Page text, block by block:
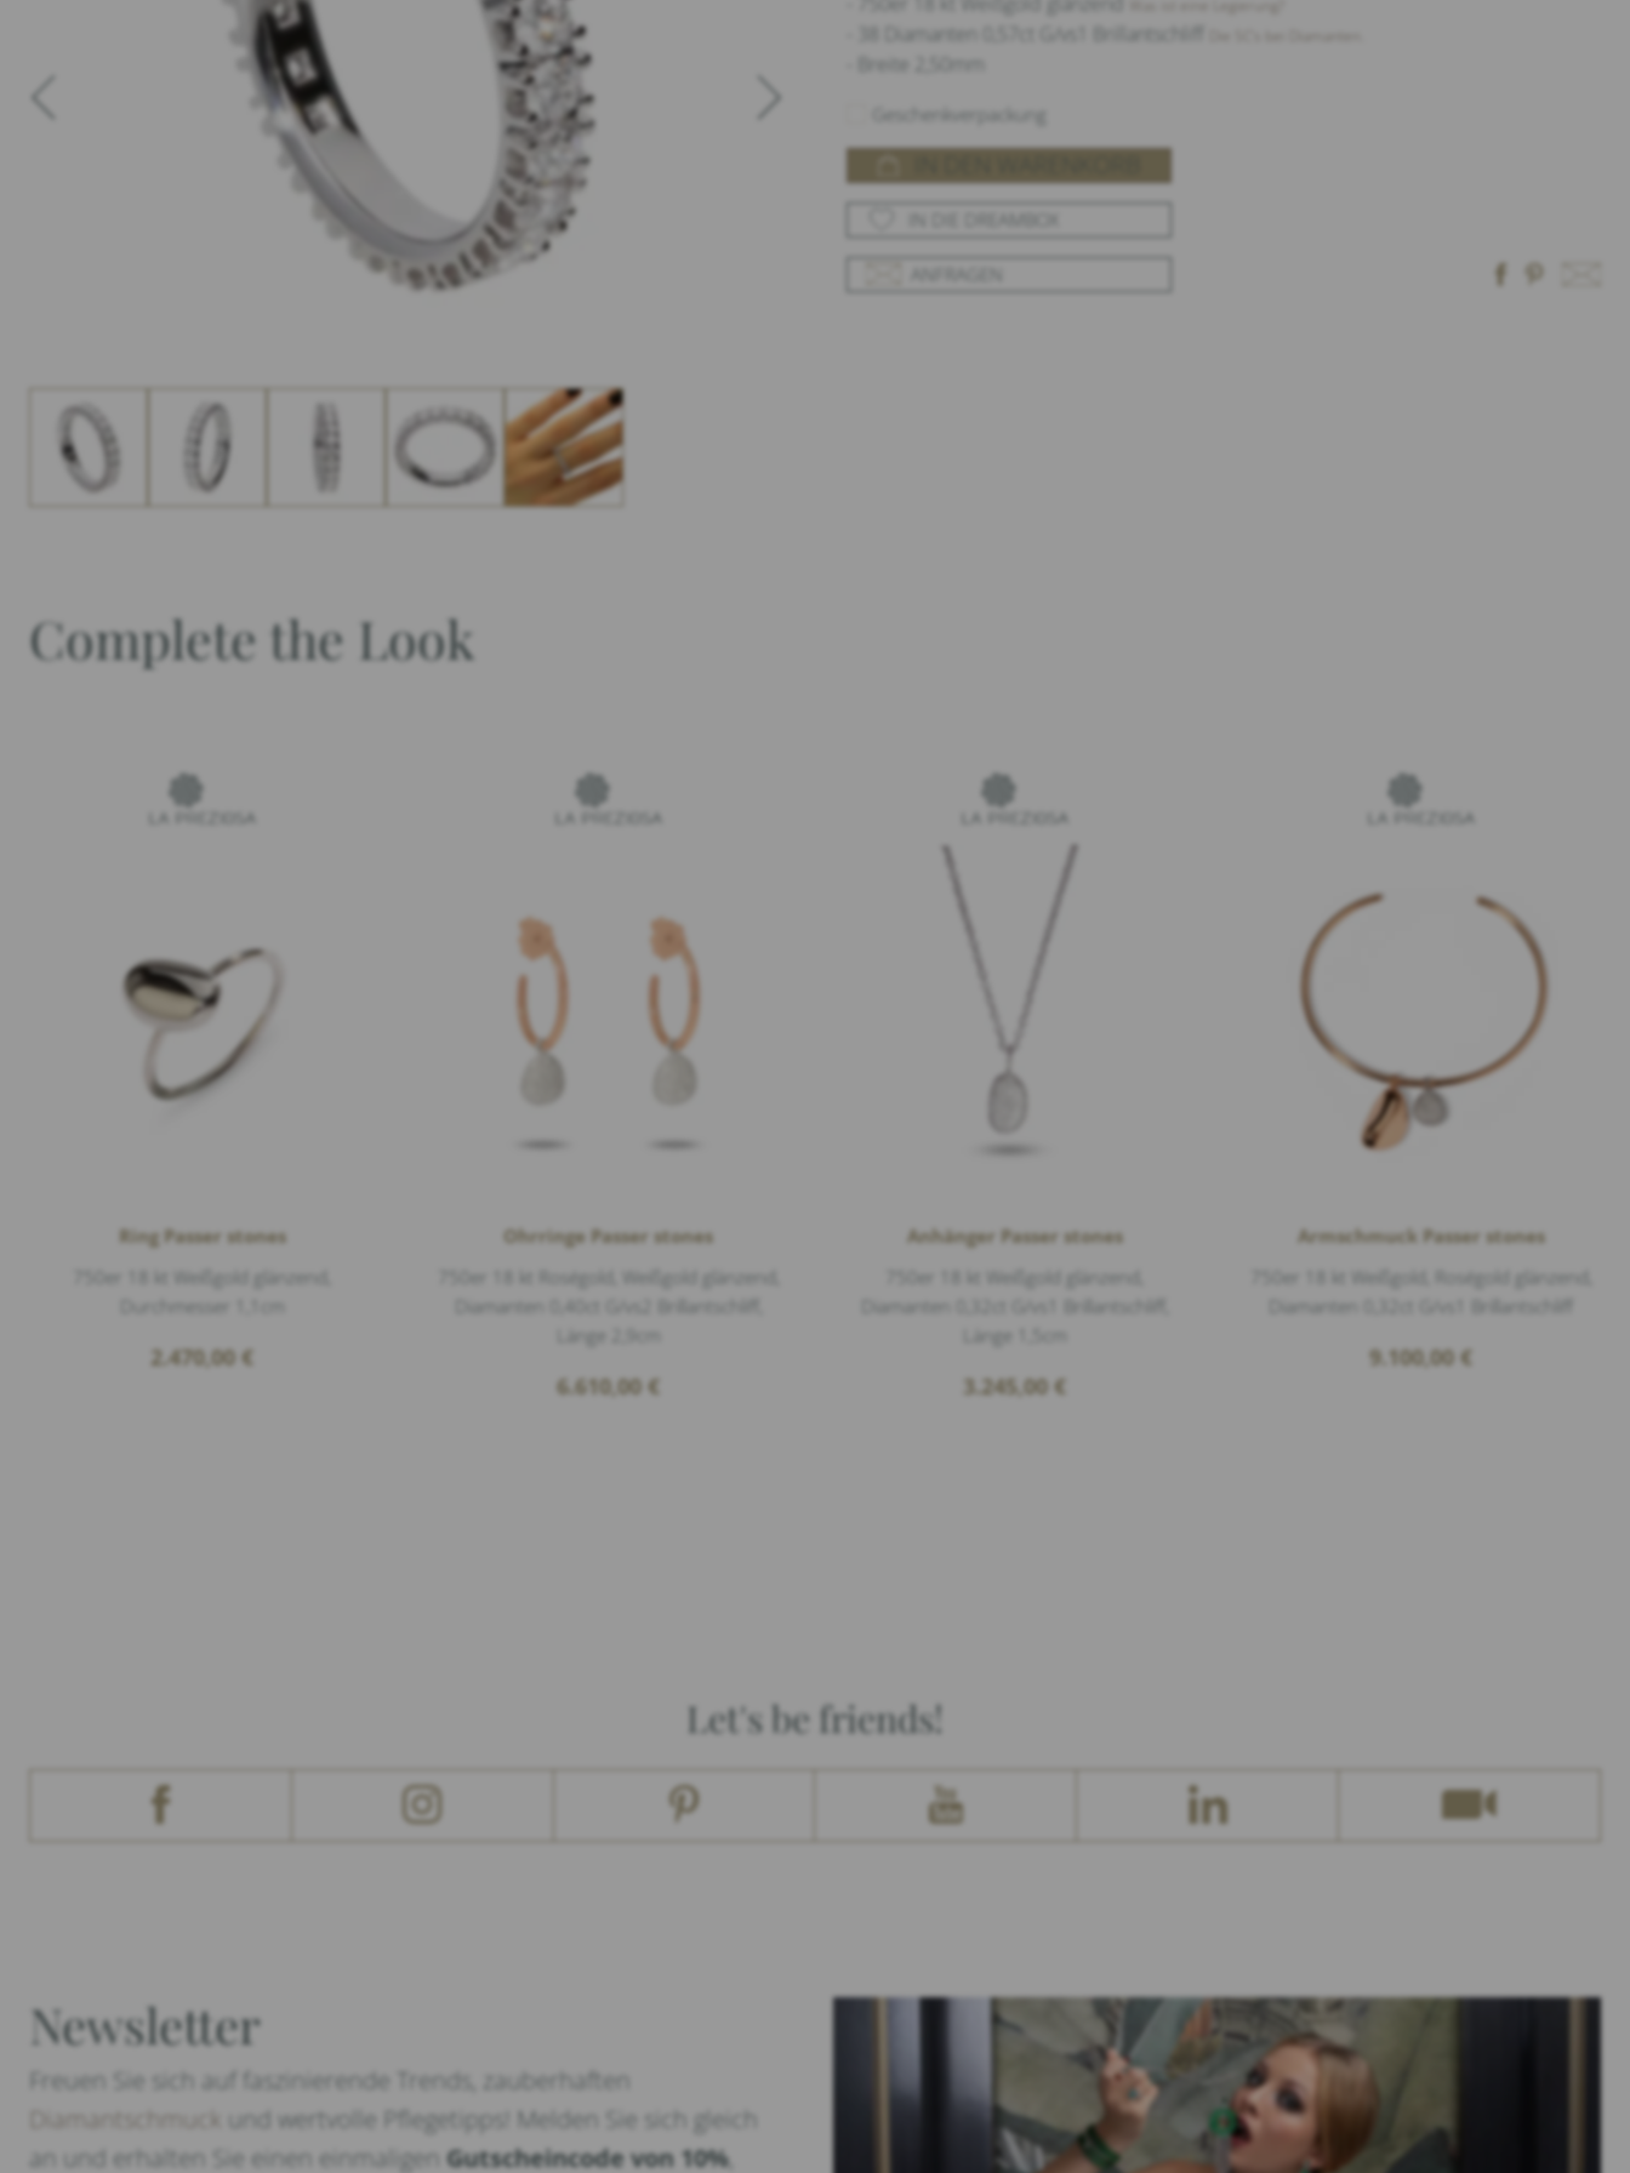
- 38 Diamanten 0,57ct G/vs1 Brillantschliff
- Breite 2,50mm
Geschenkverpackung
Complete the Look
Ring Passer stones
750er 18 kt Weißgold glänzend,
Durchmesser 1,1cm
2.470,00€
Ohrringe Passer stones
750er 18 kt Roségold, Weißgold glänzend,
Diamanten 0,40ct G/vs2 Brillantschliff,
Länge 2,9cm
6.610,00€
Anhänger Passer stones
750er 18 kt Weißgold glänzend,
Diamanten 0,32ct G/vs1 Brillantschliff,
Länge 1,5cm
3.245,00€
Armschmuck Passer stones
750er 18 kt Weißgold, Roségold glänzend,
Diamanten 0,32ct G/vs1 Brillantschliff
9.100,00€
Let's be friends!
Newsletter
Freuen Sie sich auf faszinierende Trends, zauberhaften
Diamantschmuck
und wertvolle Pflegetipps! Melden Sie sich gleich
an und erhalten Sie einen einmaligen Gutscheincode von 10%,